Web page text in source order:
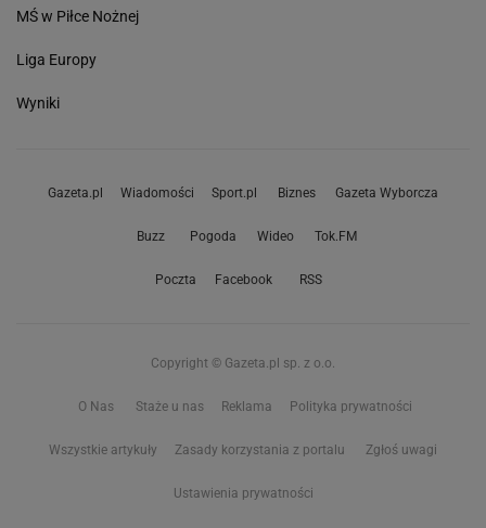
MŚ w Piłce Nożnej
Liga Europy
Wyniki
Gazeta.pl Wiadomości Sport.pl Biznes Gazeta Wyborcza
Buzz Pogoda Wideo Tok.FM
Poczta Facebook RSS
Copyright © Gazeta.pl sp. z o.o.
O Nas Staże u nas Reklama Polityka prywatności
Wszystkie artykuły Zasady korzystania z portalu Zgłoś uwagi
Ustawienia prywatności